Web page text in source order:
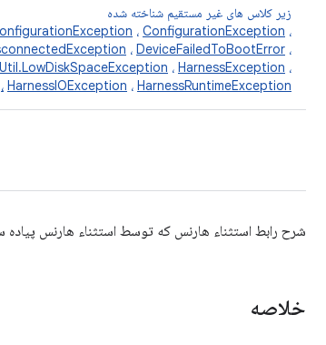
زیر کلاس های غیر مستقیم شناخته شده
، ConfigurationException ،
، DeviceFailedToBootError ،
، HarnessException ،
HarnessIOException ، HarnessRuntimeException ،
شرح رابط استثناء هارنس که توسط استثناء هارنس
خلاصه